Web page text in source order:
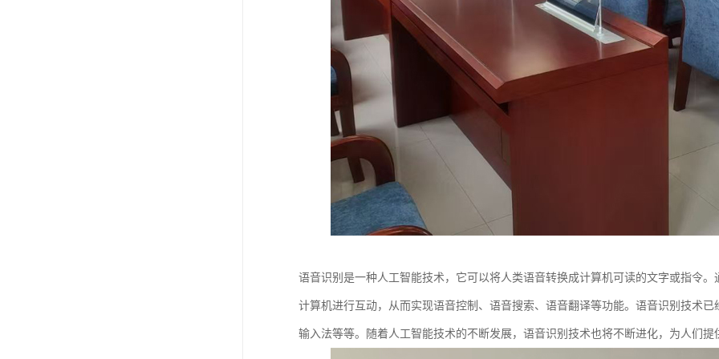
语音识别是一种人工智能技术，它可以将人类语音转换成计算机可读的文字或指令
计算机进行互动，从而实现语音控制、语音搜索、语音翻译等功能。语音识别技术
输入法等等。随着人工智能技术的不断发展，语音识别技术也将不断进化，为人们